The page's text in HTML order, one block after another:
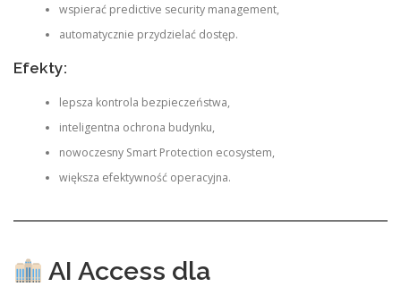
wspierać predictive security management,
automatycznie przydzielać dostęp.
Efekty:
lepsza kontrola bezpieczeństwa,
inteligentna ochrona budynku,
nowoczesny Smart Protection ecosystem,
większa efektywność operacyjna.
AI Access dla